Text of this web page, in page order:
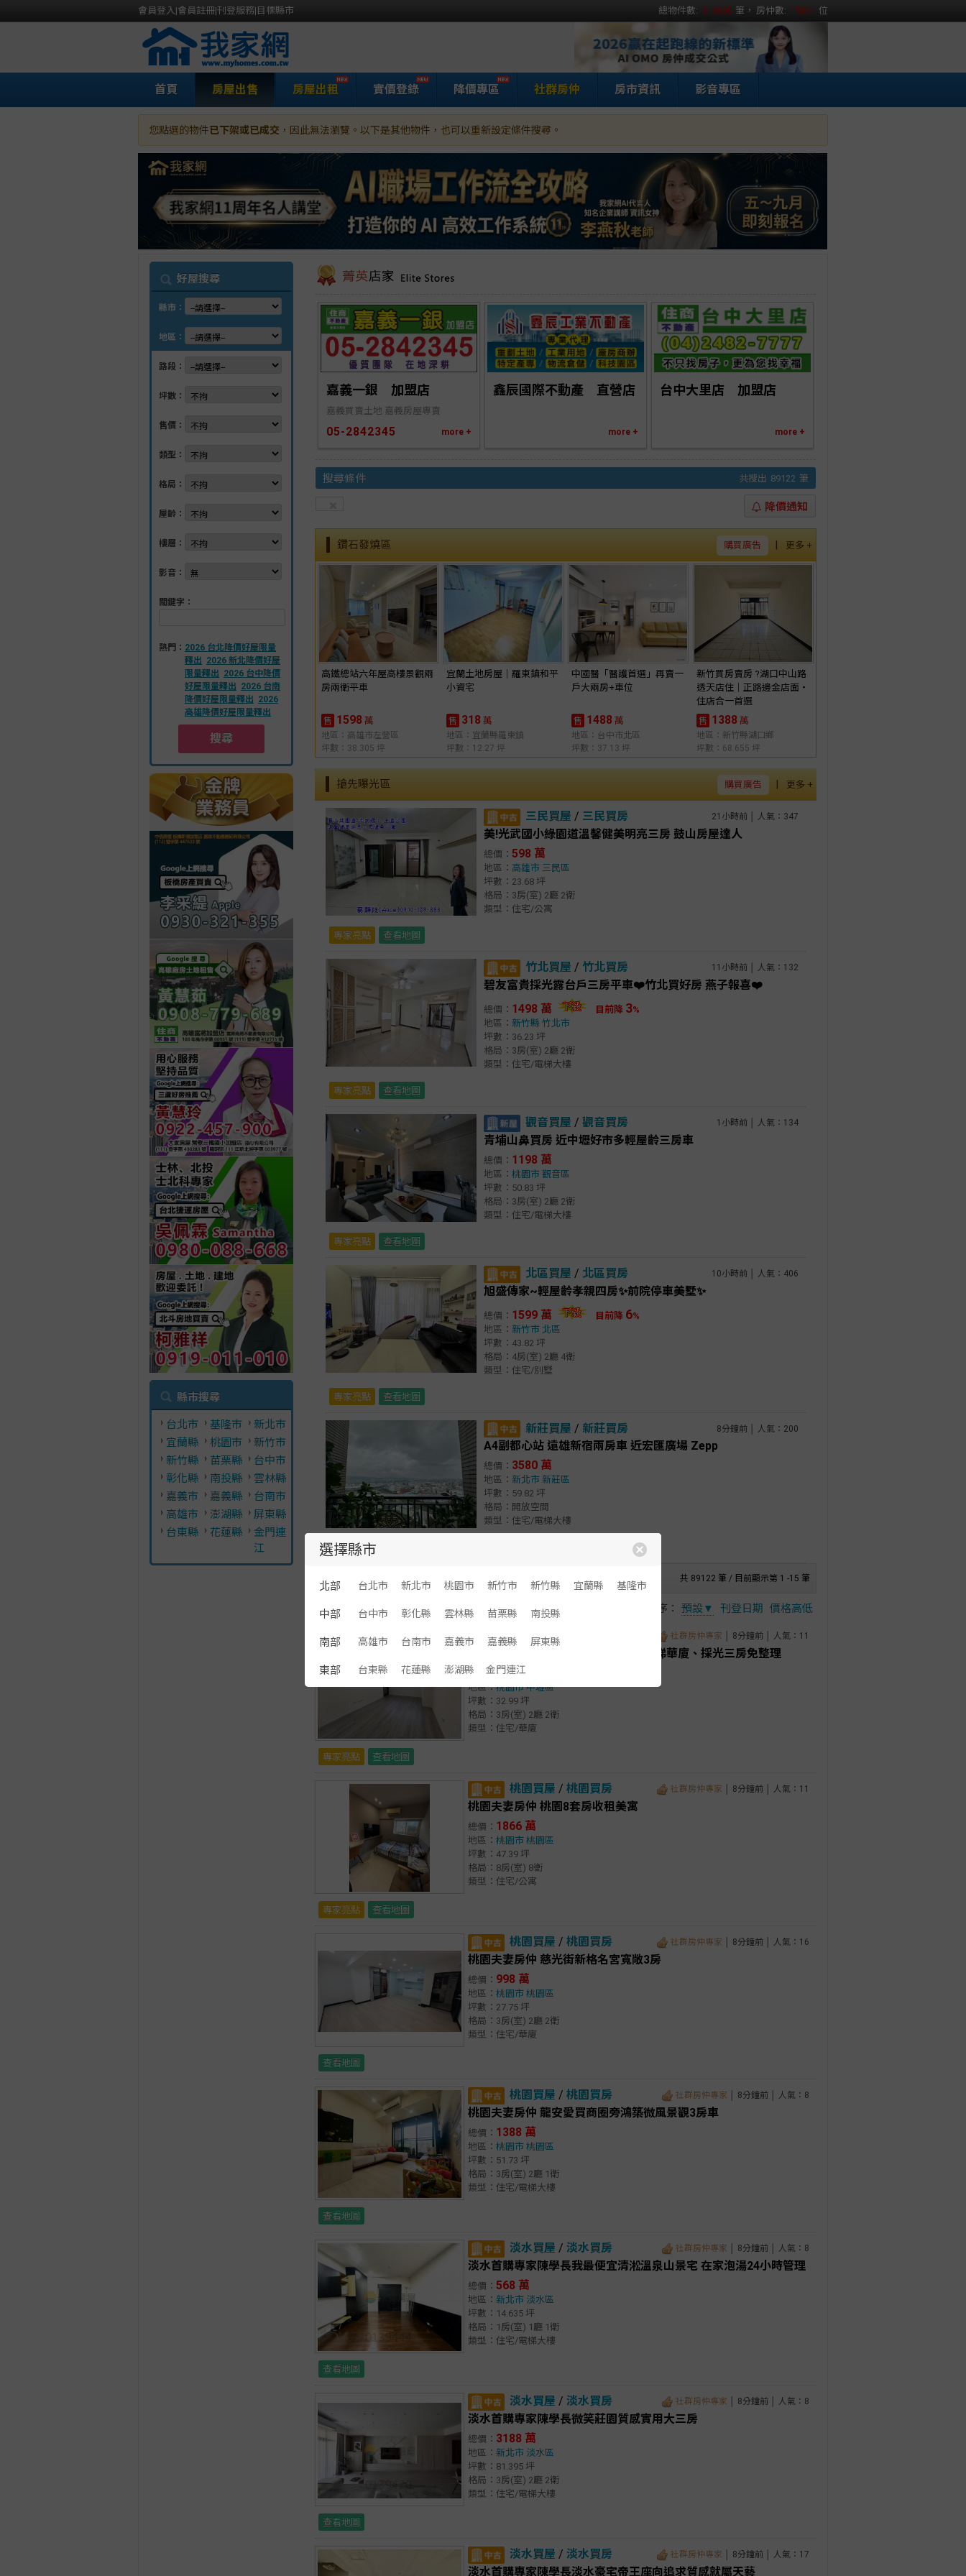
會員登入|會員註冊|刊登服務| 目標縣市 總物件數: 111800 筆， 房仲數: 15331 位
選擇縣市
北部 台北市 新北市 桃園市 新竹市 新竹縣 宜蘭縣 基隆市
中部 台中市 彰化縣 雲林縣 苗栗縣 南投縣
南部 高雄市 台南市 嘉義市 嘉義縣 屏東縣
東部 台東縣 花蓮縣 澎湖縣 金門連江
首頁 房屋出售 房屋出租 實價登錄 降價專區 社群房仲 房市資訊 影音專區
您點選的物件已下架或已成交 ，因此無法瀏覽。以下是其他物件，也可以重新設定條件搜尋。
好屋搜尋
縣市：
地區：
路段：
坪數：
售價：
類型：
格局：
屋齡：
樓層：
影音：
關鍵字：
熱門： 2026 台北降價好屋限量
釋出 2026 新北降價好屋
限量釋出 2026 台中降價
好屋限量釋出 2026 台南
降價好屋限量釋出 2026
高雄降價好屋限量釋出
搜尋
縣市搜尋
台北市 基隆市
新北市
宜蘭縣
桃園市
新竹市
新竹縣
苗栗縣
台中市
彰化縣
南投縣
雲林縣
嘉義市
嘉義縣
台南市
高雄市
澎湖縣
屏東縣
台東縣
花蓮縣
金門連
江
我家網房屋買賣
嘉義一銀　加盟店
嘉義買賣土地 嘉義房屋專賣
05-2842345 more +
鑫辰國際不動產　直營店
more +
台中大里店　加盟店
more +
搜尋條件 共搜出 89122 筆
降價通知
鑽石發燒區 更多 +
購買廣告
高鐵總站六年屋高樓景觀兩
房兩衛平車
售 1598 萬
地區：高雄市左營區
坪數：38.305 坪
宜蘭土地房屋｜羅東鎮和平
小資宅
售 318 萬
地區：宜蘭縣羅東鎮
坪數：12.27 坪
中國醫「醫護首選」再賣一
戶大兩房+車位
售 1488 萬
地區：台中市北區
坪數：37.13 坪
新竹買房賣房 ?湖口中山路
透天店住｜正路邊金店面・
住店合一首選
售 1388 萬
地區：新竹縣湖口鄉
坪數：68.655 坪
搶先曝光區 更多 +
購買廣告
三民買屋 / 三民買房 21小時前 │ 人氣：347
美!光武國小綠園道溫馨健美明亮三房 鼓山房屋達人
總價： 598 萬
地區： 高雄市 三民區
坪數：23.68 坪
格局：3房(室) 2廳 2衛
類型：住宅/公寓
專家亮點 查看地圖
竹北買屋 / 竹北買房 11小時前 │ 人氣：132
碧友富貴採光露台戶三房平車❤️竹北買好房 燕子報喜❤️
總價： 1498 萬 目前降 3%
地區： 新竹縣 竹北市
坪數：36.23 坪
格局：3房(室) 2廳 2衛
類型：住宅/電梯大樓
專家亮點 查看地圖
觀音買屋 / 觀音買房 1小時前 │ 人氣：134
青埔山鼻買房 近中壢好市多輕屋齡三房車
總價： 1198 萬
地區： 桃園市 觀音區
坪數：50.83 坪
格局：3房(室) 2廳 2衛
類型：住宅/電梯大樓
專家亮點 查看地圖
北區買屋 / 北區買房 10小時前 │ 人氣：406
旭盛傳家~輕屋齡孝親四房✨前院停車美墅✨
總價： 1599 萬 目前降 6%
地區： 新竹市 北區
坪數：43.82 坪
格局：4房(室) 2廳 4衛
類型：住宅/別墅
專家亮點 查看地圖
新莊買屋 / 新莊買房 8分鐘前 │ 人氣：200
A4副都心站 遠雄新宿兩房車 近宏匯廣場 Zepp
總價： 3580 萬
地區： 新北市 新莊區
坪數：59.82 坪
格局：開放空間
類型：住宅/電梯大樓
專家亮點
共 89122 筆 / 目前顯示第 1 -15 筆
房屋列表
顯示： 文字 圖文 排序： 預設▼ 刊登日期 價格高低
中壢買屋/ 社群房仲專家 │ 8分鐘前 │ 人氣：11
桃園夫妻房仲 內壢華勛幸福市場旁電梯華廈、採光三房免整理
總價：798 萬
地區：桃園市 中壢區
坪數：32.99 坪
格局：3房(室) 2廳 2衛
類型：住宅/華廈
專家亮點 查看地圖
桃園買屋 / 桃園買房 社群房仲專家 │ 8分鐘前 │ 人氣：11
桃園夫妻房仲 桃園8套房收租美寓
總價： 1866 萬
地區： 桃園市 桃園區
坪數：47.39 坪
格局：8房(室) 8衛
類型：住宅/公寓
專家亮點 查看地圖
桃園買屋 / 桃園買房 社群房仲專家 │ 8分鐘前 │ 人氣：16
桃園夫妻房仲 慈光街新格名宮寬敞3房
總價： 998 萬
地區： 桃園市 桃園區
坪數：27.75 坪
格局：3房(室) 2廳 2衛
類型：住宅/華廈
查看地圖
桃園買屋 / 桃園買房 社群房仲專家 │ 8分鐘前 │ 人氣：8
桃園夫妻房仲 龍安愛買商圈旁鴻築微風景觀3房車
總價： 1388 萬
地區： 桃園市 桃園區
坪數：51.73 坪
格局：3房(室) 2廳 1衛
類型：住宅/電梯大樓
查看地圖
淡水買屋 / 淡水買房 社群房仲專家 │ 8分鐘前 │ 人氣：8
淡水首購專家陳學長我最便宜清淞溫泉山景宅 在家泡湯24小時管理
總價： 568 萬
地區： 新北市 淡水區
坪數：14.635 坪
格局：1房(室) 1廳 1衛
類型：住宅/電梯大樓
查看地圖
淡水買屋 / 淡水買房 社群房仲專家 │ 8分鐘前 │ 人氣：8
淡水首購專家陳學長微笑莊園質感實用大三房
總價： 3188 萬
地區： 新北市 淡水區
坪數：81.395 坪
格局：3房(室) 2廳 2衛
類型：住宅/電梯大樓
查看地圖
淡水買屋 / 淡水買房 社群房仲專家 │ 8分鐘前 │ 人氣：17
淡水首購專家陳學長淡水豪宅帝王座向追求質感就屬天藝